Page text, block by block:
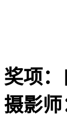
奖项
摄影师